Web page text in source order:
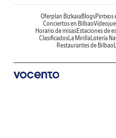
Oferplan Bizkaia BlogsPintxos
Conciertos en Bilbao
Horario de misasEstaciones de
ClasificadosLa Mirilla Lotería
Restaurantes de Bilbao